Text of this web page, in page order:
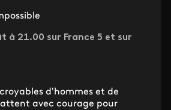
à 21.00 sur France 5 et sur
d'hommes et de
avec courage pour